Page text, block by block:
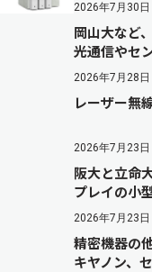
2026年7月30日
岡山大など
光通信やセ
2026年7月28日
レーザー無
2026年7月23日
阪大と立命
プレイの小
2026年7月23日
精密機器の
キヤノン、